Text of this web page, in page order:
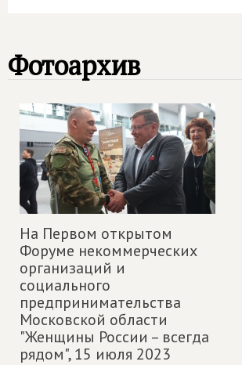
Фотоархив
На Первом открытом
Форуме некоммерческих
организаций и
социального
предпринимательства
Московской области
"Женщины России – всегда
рядом",15 июля 2023